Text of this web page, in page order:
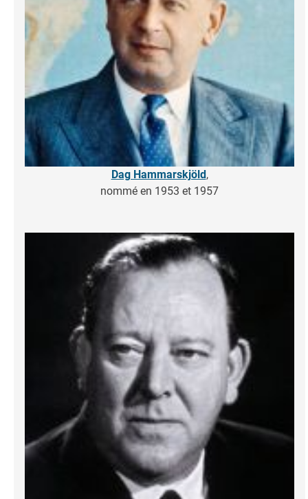
Dag Hammarskjöld,
nommé en 1953 et 1957